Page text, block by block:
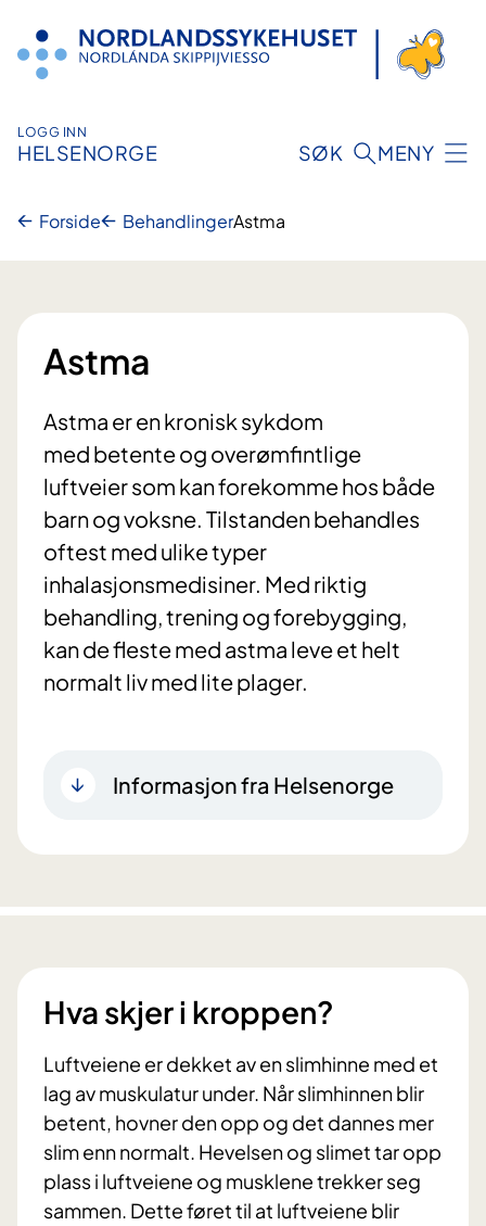
innhold
LOGG INN
HELSENORGE SØK MENY
Forside BehandlingerAstma
Astma
Astma er en kronisk sykdom
med betente og overømfintlige
luftveier som kan forekomme hos både
barn og voksne. Tilstanden behandles
oftest med ulike typer
inhalasjonsmedisiner. Med riktig
behandling, trening og forebygging,
kan de fleste med astma leve et helt
normalt liv med lite plager.
Informasjon fra Helsenorge
Hva skjer i kroppen?
Luftveiene er dekket av en slimhinne med et
lag av muskulatur under. Når slimhinnen blir
betent, hovner den opp og det dannes mer
slim enn normalt. Hevelsen og slimet tar opp
plass i luftveiene og musklene trekker seg
sammen. Dette føret til at luftveiene blir